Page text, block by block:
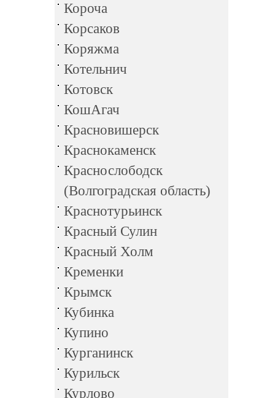
Короча
Корсаков
Коряжма
Котельнич
Котовск
КошАгач
Красновишерск
Краснокаменск
Краснослободск
(Волгоградская область)
Краснотурьинск
Красный Сулин
Красный Холм
Кременки
Крымск
Кубинка
Купино
Курганинск
Курильск
Курлово